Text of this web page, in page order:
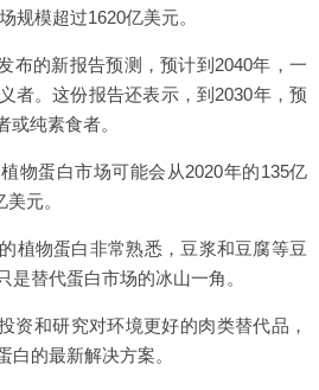
规模超过1620亿美元。
布的新报告预测，预计到2040年，一
者。这份报告还表示，到2030年，预
或纯素食者。
物蛋白市场可能会从2020年的135亿
元。
植物蛋白非常熟悉，豆浆和豆腐等豆
是替代蛋白市场的冰山一角。
资和研究对环境更好的肉类替代品，
白的最新解决方案。